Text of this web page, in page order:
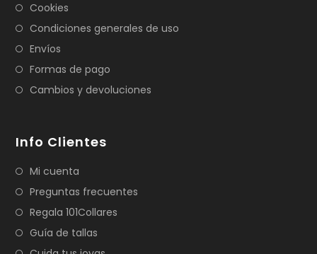
Cookies
Condiciones generales de uso
Envíos
Formas de pago
Cambios y devoluciones
Info Clientes
Mi cuenta
Preguntas frecuentes
Regala 101Collares
Guía de tallas